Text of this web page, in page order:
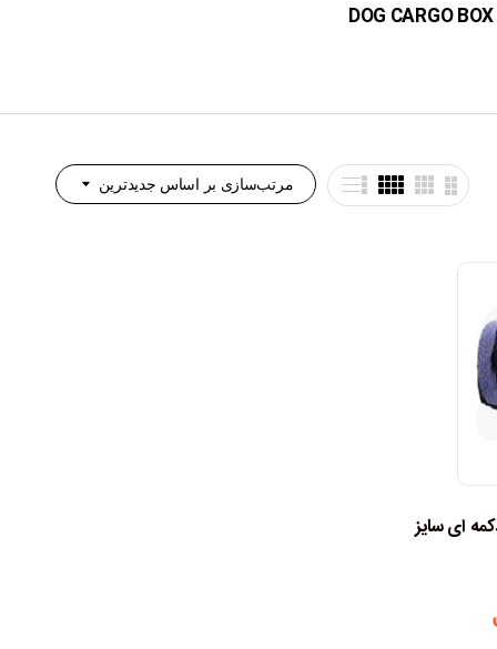
DOG CARGO BOX
مرتب‌سازی بر اساس جدیدترین
ای سایز